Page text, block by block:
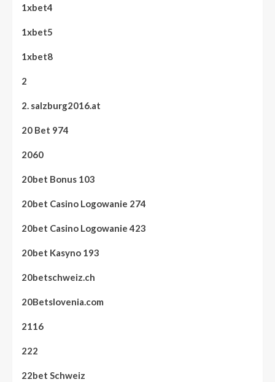
1xbet4
1xbet5
1xbet8
2
2. salzburg2016.at
20 Bet 974
2060
20bet Bonus 103
20bet Casino Logowanie 274
20bet Casino Logowanie 423
20bet Kasyno 193
20betschweiz.ch
20Betslovenia.com
2116
222
22bet Schweiz